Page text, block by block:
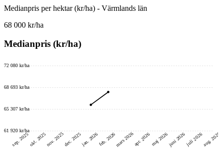
Medianpris per hektar (kr/ha) - Värmlands län
68 000 kr/ha
Medianpris (kr/ha)
61 920 kr/ha
65 307 kr/ha
68 693 kr/ha
72 080 kr/ha
sep. 2025okt. 2025nov. 2025dec. 2025jan. 2026feb. 2026mars 2026apr. 2026maj 2026juni 2026juli 2026aug. 2026